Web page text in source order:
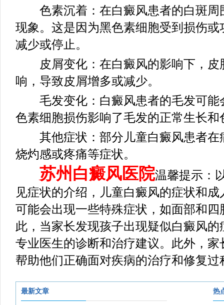
色素沉着：在白癜风患者的白斑周
现象。这是因为黑色素细胞受到损伤
减少或停止。
皮屑变化：在白癜风的影响下，皮
响，导致皮屑增多或减少。
毛发变化：白癜风患者的毛发可能
色素细胞损伤影响了毛发的正常生长和
其他症状：部分儿童白癜风患者在
烧灼感或疼痛等症状。
苏州白癜风医院温馨提示：
见症状的介绍，儿童白癜风的症状和
可能会出现一些特殊症状，如面部和
此，当家长发现孩子出现疑似白癜风
专业医生的诊断和治疗建议。此外，
帮助他们正确面对疾病的治疗和修复过
最新文章 热